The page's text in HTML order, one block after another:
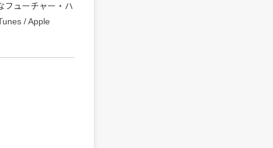
フューチャー・ハ
/ Apple